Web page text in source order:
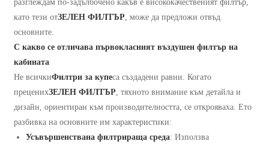
разглеждам по-задълбочено какъв е висококачественият филтър,
като тези отЗЕЛЕН ФИЛТЪР, може да предложи отвъд
основните.
С какво се отличава първокласният въздушен филтър на
кабината
Не всичкиФилтри за купеса създадени равни. Когато
преценихЗЕЛЕН ФИЛТЪР, тяхното внимание към детайла и
дизайн, ориентиран към производителността, се открояваха. Ето
разбивка на основните им характеристики:
Усъвършенствана филтрираща среда: Използва